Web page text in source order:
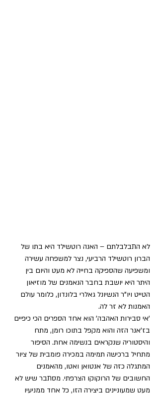
לא התבלבלתם – האנה רוטשילד היא בתו של
הברון רוטשילד הרביעי, נצר למשפחה עשירה
ומשפיעה שהספיקה בחייה לא מעט והיום בין
היתר היא יושבת בחבר הנאמנים של מוזיאון
הטייט ויו"ר הנשיונל גאלרי בלונדון, כלומר עולם
האמנות לא זר לה.
'אי סבירות האהבה' הוא אחד הספרים הכי כיפיים
בז'אנר הזה והוא מקפל בתוכו רומן, מתח
והיסטוריה שנקראים בנשימה אחת. הסיפור
מתחיל ברכישה תמימה במכירה פומבית של ציור
המתגלה כזה של אנטואן ואטו, מהאמנים
החשובים של הרוקוקו הצרפתי. מסתבר שיש לא
מעט שמעוניינים ביצירה הזו, כל אחד ממניעיו